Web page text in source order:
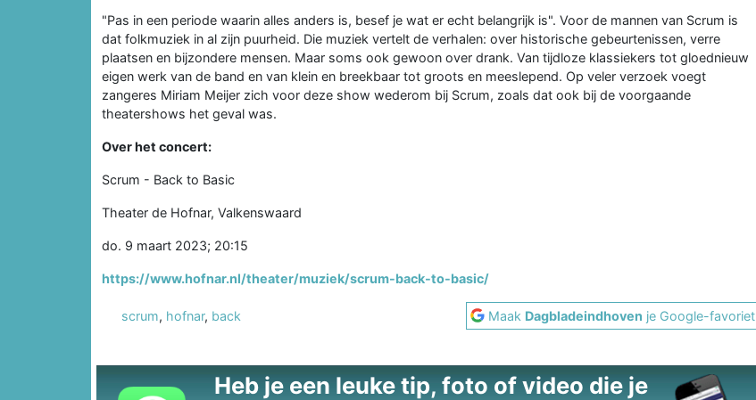
"Pas in een periode waarin alles anders is, besef je wat er echt belangrijk is". Voor de mannen van Scrum is
dat folkmuziek in al zijn puurheid. Die muziek vertelt de verhalen: over historische gebeurtenissen, verre
plaatsen en bijzondere mensen. Maar soms ook gewoon over drank. Van tijdloze klassiekers tot gloednieuw
eigen werk van de band en van klein en breekbaar tot groots en meeslepend. Op veler verzoek voegt
zangeres Miriam Meijer zich voor deze show wederom bij Scrum, zoals dat ook bij de voorgaande
theatershows het geval was.
Over het concert:
Scrum - Back to Basic
Theater de Hofnar, Valkenswaard
do. 9 maart 2023; 20:15
https://www.hofnar.nl/theater/muziek/scrum-back-to-basic/
scrum, hofnar, back Maak Dagbladeindhoven je Google-favoriet
Heb je een leuke tip, foto of video die je